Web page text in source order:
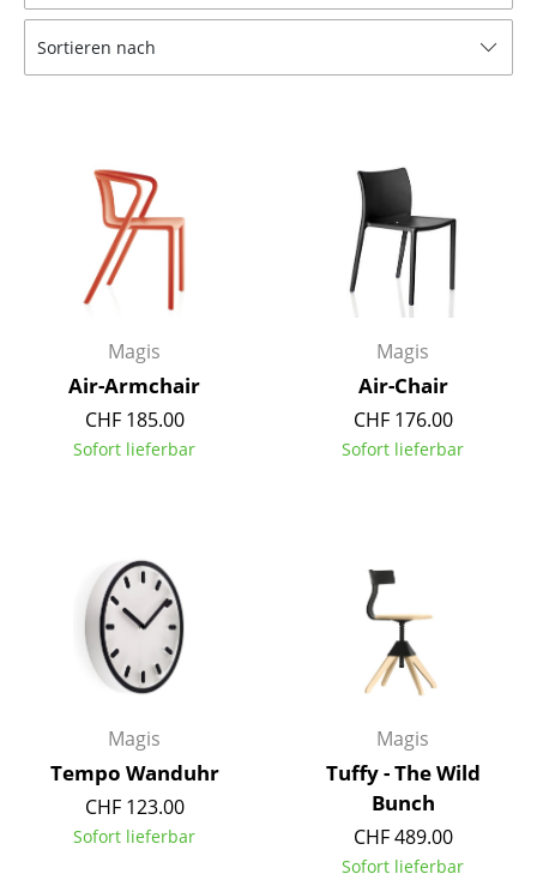
Gartentische
Servierwagen
... alle Tische
Aufbewahren
Regale & Schränke
Wandregale
Sideboards & Kommoden
Barmöbel
Garderoben
Kleinaufbewahrung
... alle Aufbewahrungsmöbel
Hängeleuchten & Deckenleuchten
Sortieren nach
Magis
Air-Armchair
CHF 185.00
Sofort lieferbar
Magis
Air-Chair
CHF 176.00
Sofort lieferbar
Magis
Tempo Wanduhr
CHF 123.00
Sofort lieferbar
Magis
Tuffy - The Wild
Bunch
CHF 489.00
Sofort lieferbar